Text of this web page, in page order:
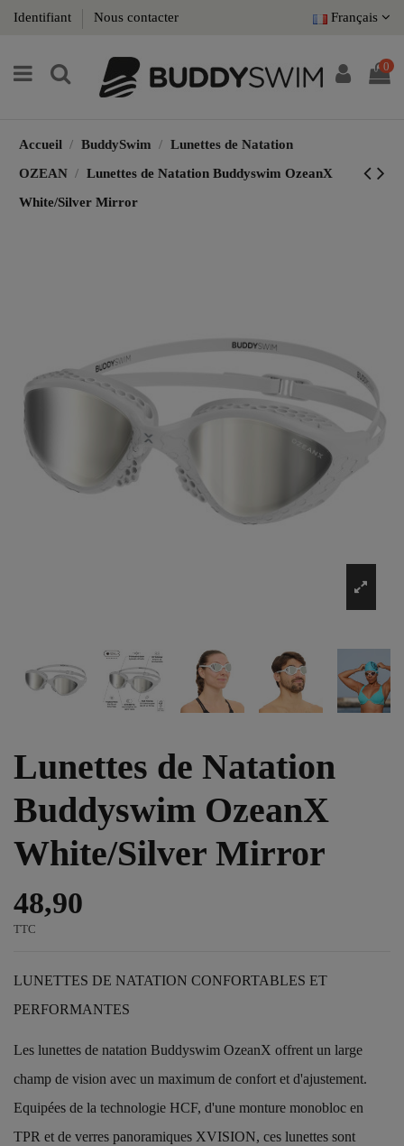
Identifiant Nous contacter Français
0
Accueil BuddySwim
Lunettes de Natation
OZEAN
Lunettes de Natation Buddyswim OzeanX
White/Silver Mirror
Lunettes de Natation
Buddyswim OzeanX
White/Silver Mirror
48,90
TTC
LUNETTES DE NATATION CONFORTABLES ET
PERFORMANTES
Les lunettes de natation Buddyswim OzeanX offrent un large
champ de vision avec un maximum de confort et d'ajustement.
Equipées de la technologie HCF, d'une monture monobloc en
TPR et de verres panoramiques XVISION, ces lunettes sont